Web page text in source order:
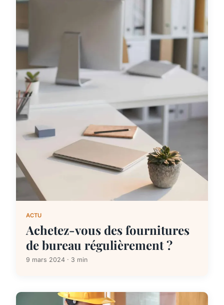
ACTU
Achetez-vous des fournitures
de bureau régulièrement ?
9 mars 2024 · 3 min